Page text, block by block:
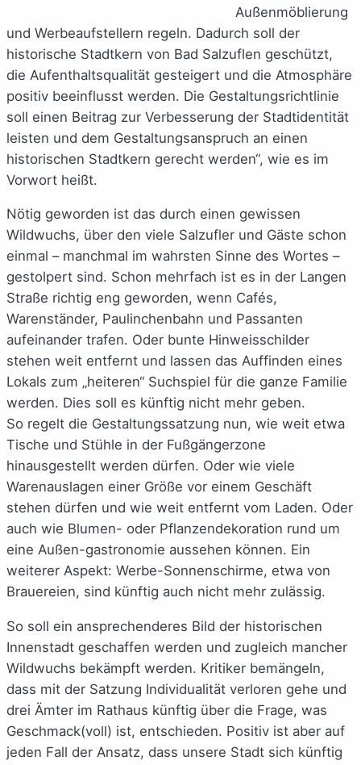
Außenmöblierung
und Werbeaufstellern regeln. Dadurch soll der
historische Stadtkern von Bad Salzuflen geschützt,
die Aufenthaltsqualität gesteigert und die Atmosphäre
positiv beeinflusst werden. Die Gestaltungsrichtlinie
soll einen Beitrag zur Verbesserung der Stadtidentität
leisten und dem Gestaltungsanspruch an einen
historischen Stadtkern gerecht werden“, wie es im
Vorwort heißt.
Nötig geworden ist das durch einen gewissen
Wildwuchs, über den viele Salzufler und Gäste schon
einmal – manchmal im wahrsten Sinne des Wortes –
gestolpert sind. Schon mehrfach ist es in der Langen
Straße richtig eng geworden, wenn Cafés,
Warenständer, Paulinchenbahn und Passanten
aufeinander trafen. Oder bunte Hinweisschilder
stehen weit entfernt und lassen das Auffinden eines
Lokals zum „heiteren“ Suchspiel für die ganze Familie
werden. Dies soll es künftig nicht mehr geben.
So regelt die Gestaltungssatzung nun, wie weit etwa
Tische und Stühle in der Fußgängerzone
hinausgestellt werden dürfen. Oder wie viele
Warenauslagen einer Größe vor einem Geschäft
stehen dürfen und wie weit entfernt vom Laden. Oder
auch wie Blumen- oder Pflanzendekoration rund um
eine Außen-gastronomie aussehen können. Ein
weiterer Aspekt: Werbe-Sonnenschirme, etwa von
Brauereien, sind künftig auch nicht mehr zulässig.
So soll ein ansprechenderes Bild der historischen
Innenstadt geschaffen werden und zugleich mancher
Wildwuchs bekämpft werden. Kritiker bemängeln,
dass mit der Satzung Individualität verloren gehe und
drei Ämter im Rathaus künftig über die Frage, was
Geschmack(voll) ist, entschieden. Positiv ist aber auf
jeden Fall der Ansatz, dass unsere Stadt sich künftig